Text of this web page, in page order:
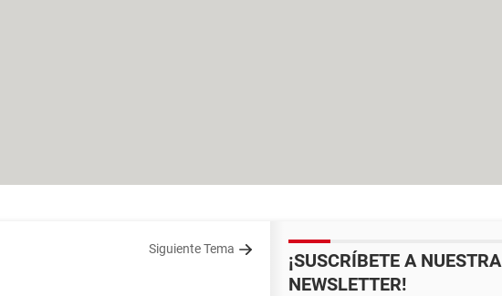
Siguiente Tema
¡SUSCRÍBETE A NUESTRA
NEWSLETTER!